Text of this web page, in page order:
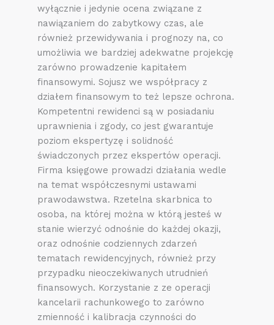
wyłącznie i jedynie ocena związane z
nawiązaniem do zabytkowy czas, ale
również przewidywania i prognozy na, co
umożliwia we bardziej adekwatne projekcję
zarówno prowadzenie kapitałem
finansowymi. Sojusz we współpracy z
działem finansowym to też lepsze ochrona.
Kompetentni rewidenci są w posiadaniu
uprawnienia i zgody, co jest gwarantuje
poziom ekspertyzę i solidność
świadczonych przez ekspertów operacji.
Firma księgowe prowadzi działania wedle
na temat współczesnymi ustawami
prawodawstwa. Rzetelna skarbnica to
osoba, na której można w którą jesteś w
stanie wierzyć odnośnie do każdej okazji,
oraz odnośnie codziennych zdarzeń
tematach rewidencyjnych, również przy
przypadku nieoczekiwanych utrudnień
finansowych. Korzystanie z ze operacji
kancelarii rachunkowego to zarówno
zmienność i kalibracja czynności do